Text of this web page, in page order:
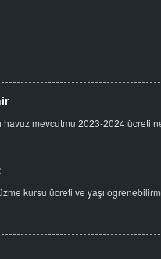
havuz mevcutmu 2023-2024 ücreti
kursu ücreti ve yaşı